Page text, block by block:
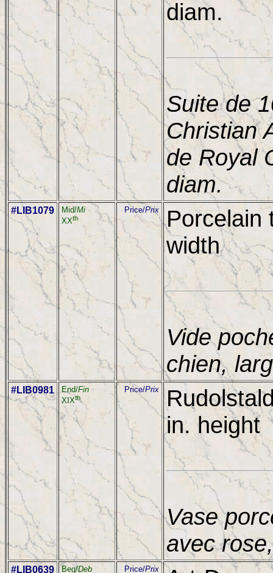
diam.
Suite de
Christian
de Royal
diam.
#LIB1079 Mid/Mi
XXth
Price/Prix
Porcelain
width
Vide
chien,
#LIB0981 End/Fin
XIXth
Price/Prix
in. height
Vase
avec
#LIB0639 Beg/Deb Price/Prix